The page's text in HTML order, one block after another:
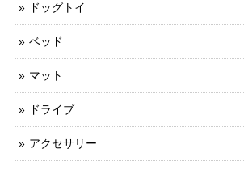
ドッグトイ
ベッド
マット
ドライブ
アクセサリー